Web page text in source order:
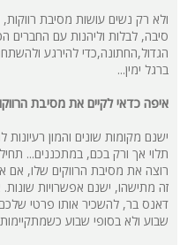
ולא רק נשים עושות מסיבת
סיבה, לבלות וליהנות עם החברים
הגדול,החתונה,כדי להירגע
ברגל ימין...
איפה כדאי לקיים את מסיבת
ישנם מקומות שונים והמון רעיונות
תלוי אך ורק בכם, במתכננים...
רוצה את מסיבת הרווקים שלו, אם
זה מתישהו, ישנם אפשרויות
דאנס בר, להשכיר אותו פרטי
שבוע ולא בסופי שבוע